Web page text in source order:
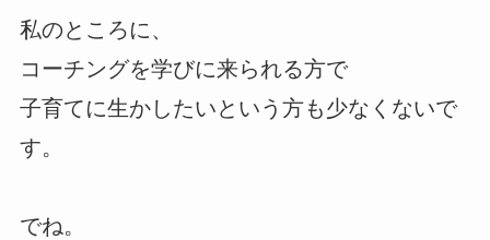
私のところに、
コーチングを学びに来られる方で
子育てに生かしたいという方も少なくないで
す。
でね。